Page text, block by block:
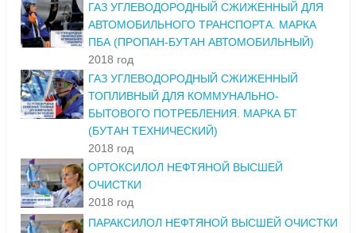
ГАЗ УГЛЕВОДОРОДНЫЙ СЖИЖЕННЫЙ ДЛЯ
АВТОМОБИЛЬНОГО ТРАНСПОРТА. МАРКА
ПБА (ПРОПАН-БУТАН АВТОМОБИЛЬНЫЙ)
2018 год
ГАЗ УГЛЕВОДОРОДНЫЙ СЖИЖЕННЫЙ
ТОПЛИВНЫЙ ДЛЯ КОММУНАЛЬНО-
БЫТОВОГО ПОТРЕБЛЕНИЯ. МАРКА БТ
(БУТАН ТЕХНИЧЕСКИЙ)
2018 год
ОРТОКСИЛОЛ НЕФТЯНОЙ ВЫСШЕЙ
ОЧИСТКИ
2018 год
ПАРАКСИЛОЛ НЕФТЯНОЙ ВЫСШЕЙ ОЧИСТКИ